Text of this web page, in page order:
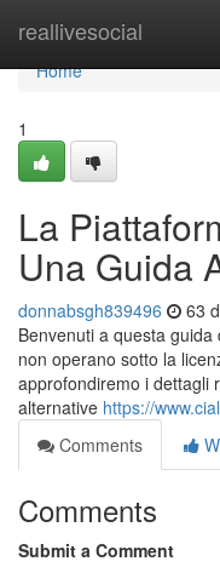
reallivesocial
Home
Home
1
La
Una Guida
donnabsgh839496 63
Benvenuti a questa
non operano sotto la
approfondiremo i dettagli
alternative https://
Comments
Comments
Submit a Comment